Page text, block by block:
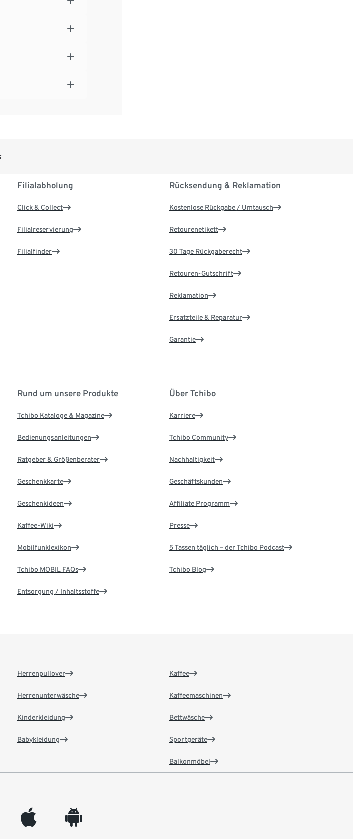
Filialabholung
Click & Collect
Filialreservierung
Filialfinder
Rücksendung & Reklamation
Kostenlose Rückgabe / Umtausch
Retourenetikett
30 Tage Rückgaberecht
Retouren-Gutschrift
Reklamation
Ersatzteile & Reparatur
Garantie
Rund um unsere Produkte
Tchibo Kataloge & Magazine
Bedienungsanleitungen
Ratgeber & Größenberater
Geschenkkarte
Geschenkideen
Kaffee-Wiki
Mobilfunklexikon
Tchibo MOBIL FAQs
Entsorgung / Inhaltsstoffe
Über Tchibo
Karriere
Tchibo Community
Nachhaltigkeit
Geschäftskunden
Affiliate Programm
Presse
5 Tassen täglich – der Tchibo Podcast
Tchibo Blog
Herrenpullover
Herrenunterwäsche
Kinderkleidung
Babykleidung
Kaffee
Kaffeemaschinen
Bettwäsche
Sportgeräte
Balkonmöbel
appleinc android